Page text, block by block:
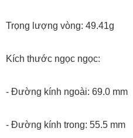
Trọng lượng vòng: 49.41g
Kích thước ngọc ngọc:
- Đường kính ngoài: 69.0 mm
- Đường kính trong: 55.5 mm